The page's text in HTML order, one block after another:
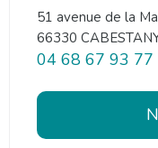
51 avenue de la
66330
04 68 67 93 77